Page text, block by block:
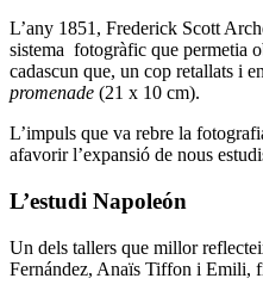
L’any 1851, Frederick Scott
sistema fotogràfic que permetia
cadascun que, un cop retallats i
promenade (21 x 10 cm).
L’impuls que va rebre la
afavorir l’expansió de nous
L’estudi Napoleón
Un dels tallers que millor
Fernández, Anaïs Tiffon i Emili,